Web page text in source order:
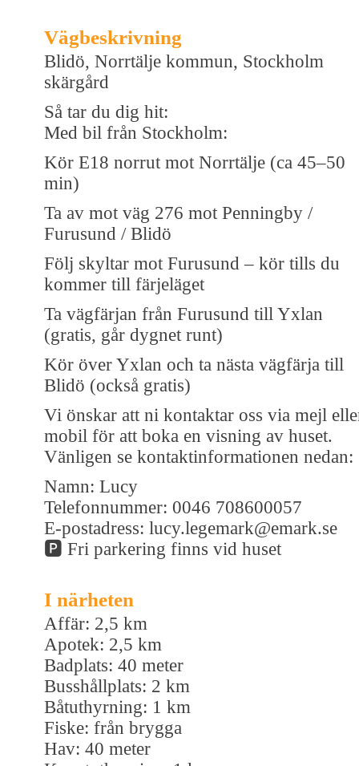
Vägbeskrivning
Blidö, Norrtälje kommun, Stockholm
skärgård
Så tar du dig hit:
Med bil från Stockholm:
Kör E18 norrut mot Norrtälje (ca 45–50
min)
Ta av mot väg 276 mot Penningby /
Furusund / Blidö
Följ skyltar mot Furusund – kör tills du
kommer till färjeläget
Ta vägfärjan från Furusund till Yxlan
(gratis, går dygnet runt)
Kör över Yxlan och ta nästa vägfärja till
Blidö (också gratis)
Vi önskar att ni kontaktar oss via mejl
mobil för att boka en visning av huset.
Vänligen se kontaktinformationen nedan:
Namn: Lucy
Telefonnummer: 0046 708600057
E-postadress: lucy.legemark@emark.se
🅿️ Fri parkering finns vid huset
I närheten
Affär: 2,5 km
Apotek: 2,5 km
Badplats: 40 meter
Busshållplats: 2 km
Båtuthyrning: 1 km
Fiske: från brygga
Hav: 40 meter